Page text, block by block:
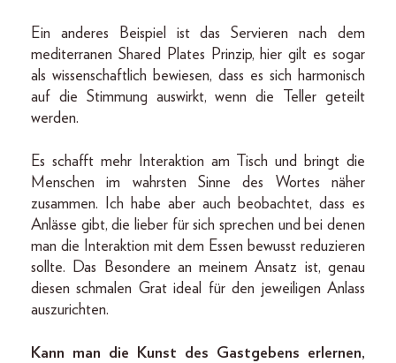
Ein anderes Beispiel ist das Servieren nach dem
mediterranen Shared Plates Prinzip, hier gilt es sogar
als wissenschaftlich bewiesen, dass es sich harmonisch
auf die Stimmung auswirkt, wenn die Teller geteilt
werden.
Es schafft mehr Interaktion am Tisch und bringt die
Menschen im wahrsten Sinne des Wortes näher
zusammen. Ich habe aber auch beobachtet, dass es
Anlässe gibt, die lieber für sich sprechen und bei denen
man die Interaktion mit dem Essen bewusst reduzieren
sollte. Das Besondere an meinem Ansatz ist, genau
diesen schmalen Grat ideal für den jeweiligen Anlass
auszurichten.
Kann man die Kunst des Gastgebens erlernen,